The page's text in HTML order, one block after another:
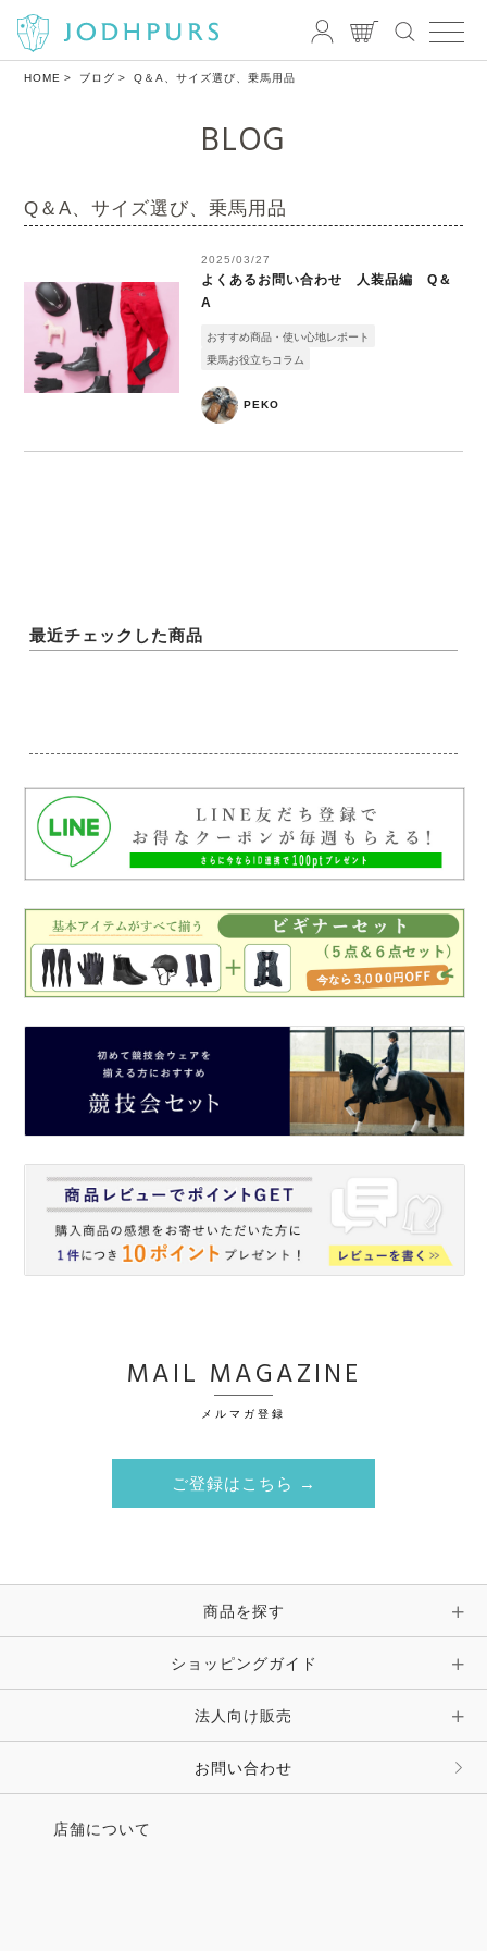
HOME ブログ Q＆A、サイズ選び、乗馬用品
BLOG
Q＆A、サイズ選び、乗馬用品
2025/03/27
よくあるお問い合わせ 人装品編 Q＆
A
PEKO
おすすめ商品・使い心地レポート
乗馬お役立ちコラム
最近チェックした商品
MAIL MAGAZINE
メルマガ登録
ご登録はこちら →
商品を探す
ショッピングガイド
法人向け販売
お問い合わせ
店舗について